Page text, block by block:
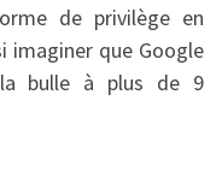
de privilège en
imaginer que Google
la bulle à plus de 9